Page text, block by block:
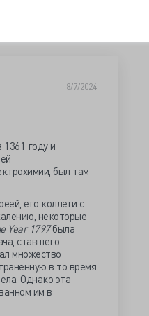
8/7/2024
году и
был там
его коллеги с
некоторые
Year 1797была
ставшего
множество
в то время
Однако эта
им в